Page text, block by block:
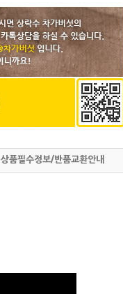
상품필수정보/반품교환안내